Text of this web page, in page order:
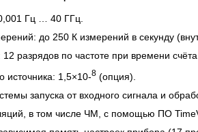
27.01.2023 10:06
В НАЛИЧИИ! ZVH8, АНАЛИЗАТОР
КАБЕЛЕЙ И АНТЕНН, 100 КГЦ ДО 8
(ГОСРЕЕСТР РФ)
Прочитать
Гц … 40 ГГц.
до 250 К измерений в секунду
разрядов по частоте при времени
источника: 1,5×10-8(опция).
запуска от входного сигнала и
в том числе ЧМ, с помощью ПО